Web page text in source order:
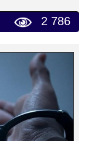
2 786